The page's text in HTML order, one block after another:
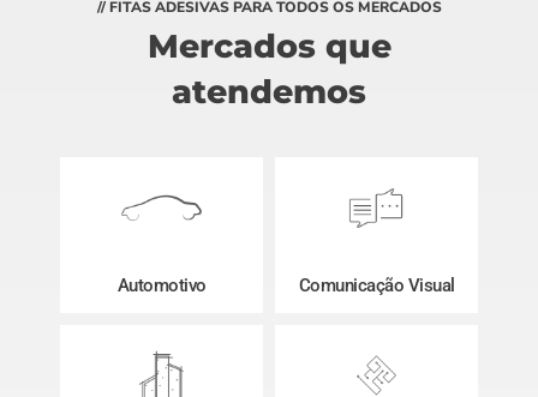
// FITAS ADESIVAS PARA TODOS OS MERCADOS
Mercados que
atendemos
Automotivo Comunicação Visual